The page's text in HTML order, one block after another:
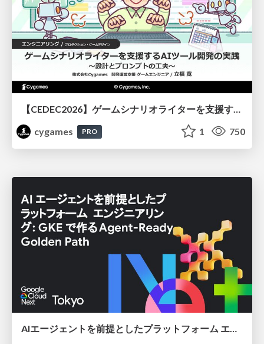
cygames
PRO 1 750
AIエージェントを前提としたプラットフォーム エンジニアリング：GKEで作るAgent-Ready Golden Path